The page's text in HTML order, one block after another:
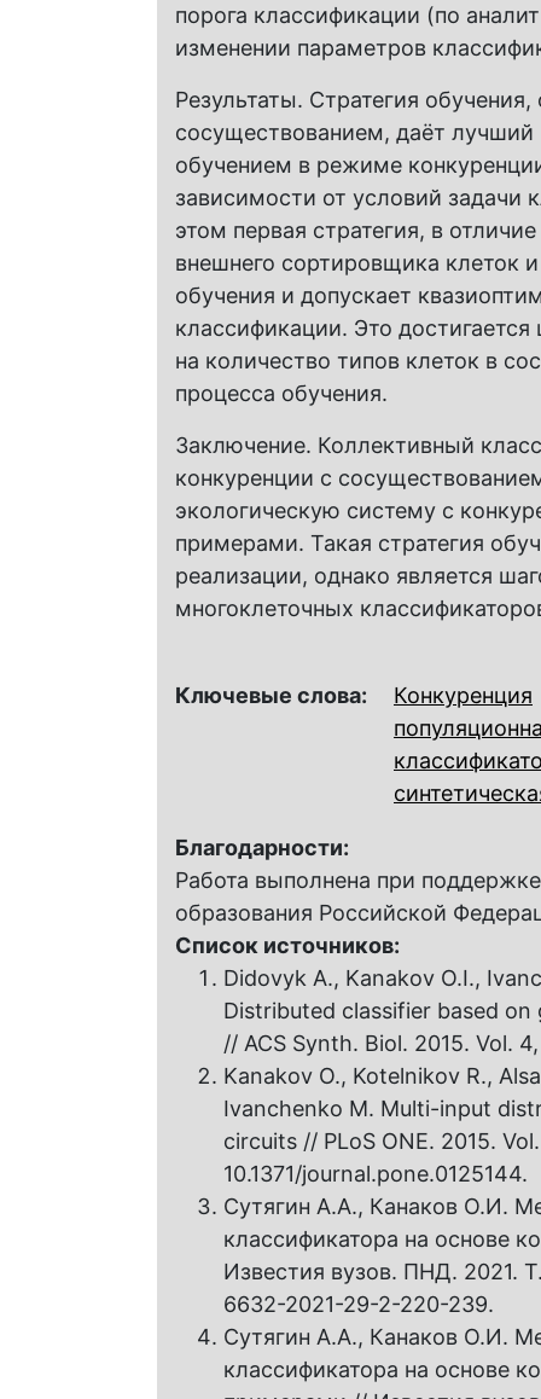
порога классификации (по
изменении параметров
Результаты. Стратегия
сосуществованием, даёт лучший
обучением в режиме
зависимости от условий задачи
этом первая стратегия, в
внешнего сортировщика клеток
обучения и допускает
классификации. Это
на количество типов клеток в
процесса обучения.
Заключение. Коллективный
конкуренции с
экологическую систему с
примерами. Такая стратегия
реализации, однако является
многоклеточных
Ключевые слова:
Конкуренция
Благодарности:
Работа выполнена при
образования Российской
Список источников:
Didovyk A., Kanakov O.I.,
Distributed classifier based
// ACS Synth. Biol. 2015. Vol.
Kanakov O., Kotelnikov R.,
Ivanchenko M. Multi-input
circuits // PLoS ONE. 2015.
10.1371/journal.pone.0125144.
Сутягин А.А., Канаков О.И.
классификатора на основе
Известия вузов. ПНД. 2021.
6632-2021-29-2-220-239.
Сутягин А.А., Канаков О.И.
классификатора на основе